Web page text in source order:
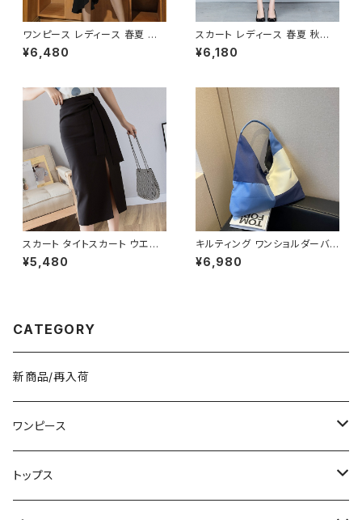
ワンピース レディース 春夏 秋
冬 春 夏 秋 冬 黒 ドレス マーメ
イドワンピース ドレスワンピー
レス 結婚式 パーティー お呼ば
れ ブラック ワインレッド ボルド
ー 10代 20代 30代 40代 C-D
SS1014
¥6,480
スカート レディース 春夏 秋冬
春 夏 秋 冬 黒 プリーツスカート
ミディアム丈 プリーツ アシンメ
きれいめ オフィスカジュアル 上
品 切り替え ミディアム ひざ下
ひざ丈 ブラック オフィス カジュ
アル OL 上品 大人 10代 20代
30代 40代 C-SAW0020
¥6,180
スカート タイトスカート ウエス
トリボン スリット入り ミモレス
カート ミディアム スリット ひざ
¥5,480
キルティング ワンショルダーバッ
グ トライアングルバッグ アシン
メトリーバッグ レディース 大容
¥6,980
CATEGORY
新商品/再入荷
ワンピース
ミニ/ショート
トップス